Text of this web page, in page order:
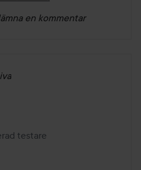
en kommentar
4 år
testare